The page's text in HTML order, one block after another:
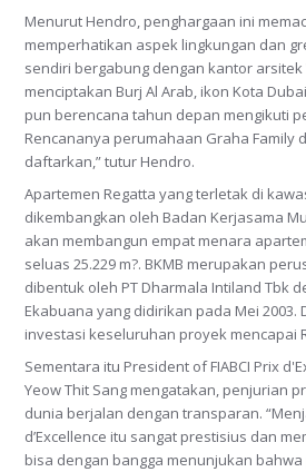
Menurut Hendro, penghargaan ini
memperhatikan aspek lingkungan dan
sendiri bergabung dengan kantor arsitek
menciptakan Burj Al Arab, ikon Kota
pun berencana tahun depan mengikuti
Rencananya perumahaan Graha Family
daftarkan,” tutur Hendro.
Apartemen Regatta yang terletak di
dikembangkan oleh Badan Kerjasama
akan membangun empat menara
seluas 25.229 m?. BKMB merupakan
dibentuk oleh PT Dharmala Intiland Tbk
Ekabuana yang didirikan pada Mei 2003.
investasi keseluruhan proyek mencapai
Sementara itu President of FIABCI Prix
Yeow Thit Sang mengatakan, penjurian
dunia berjalan dengan transparan.
d’Excellence itu sangat prestisius dan
bisa dengan bangga menunjukan